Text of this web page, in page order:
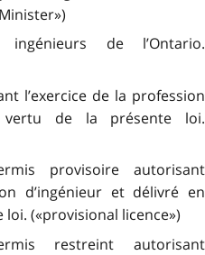
ingénieurs de l’Ontario.
l’exercice de la profession
vertu de la présente loi.
provisoire autorisant
d’ingénieur et délivré en
(«provisional licence»)
restreint autorisant